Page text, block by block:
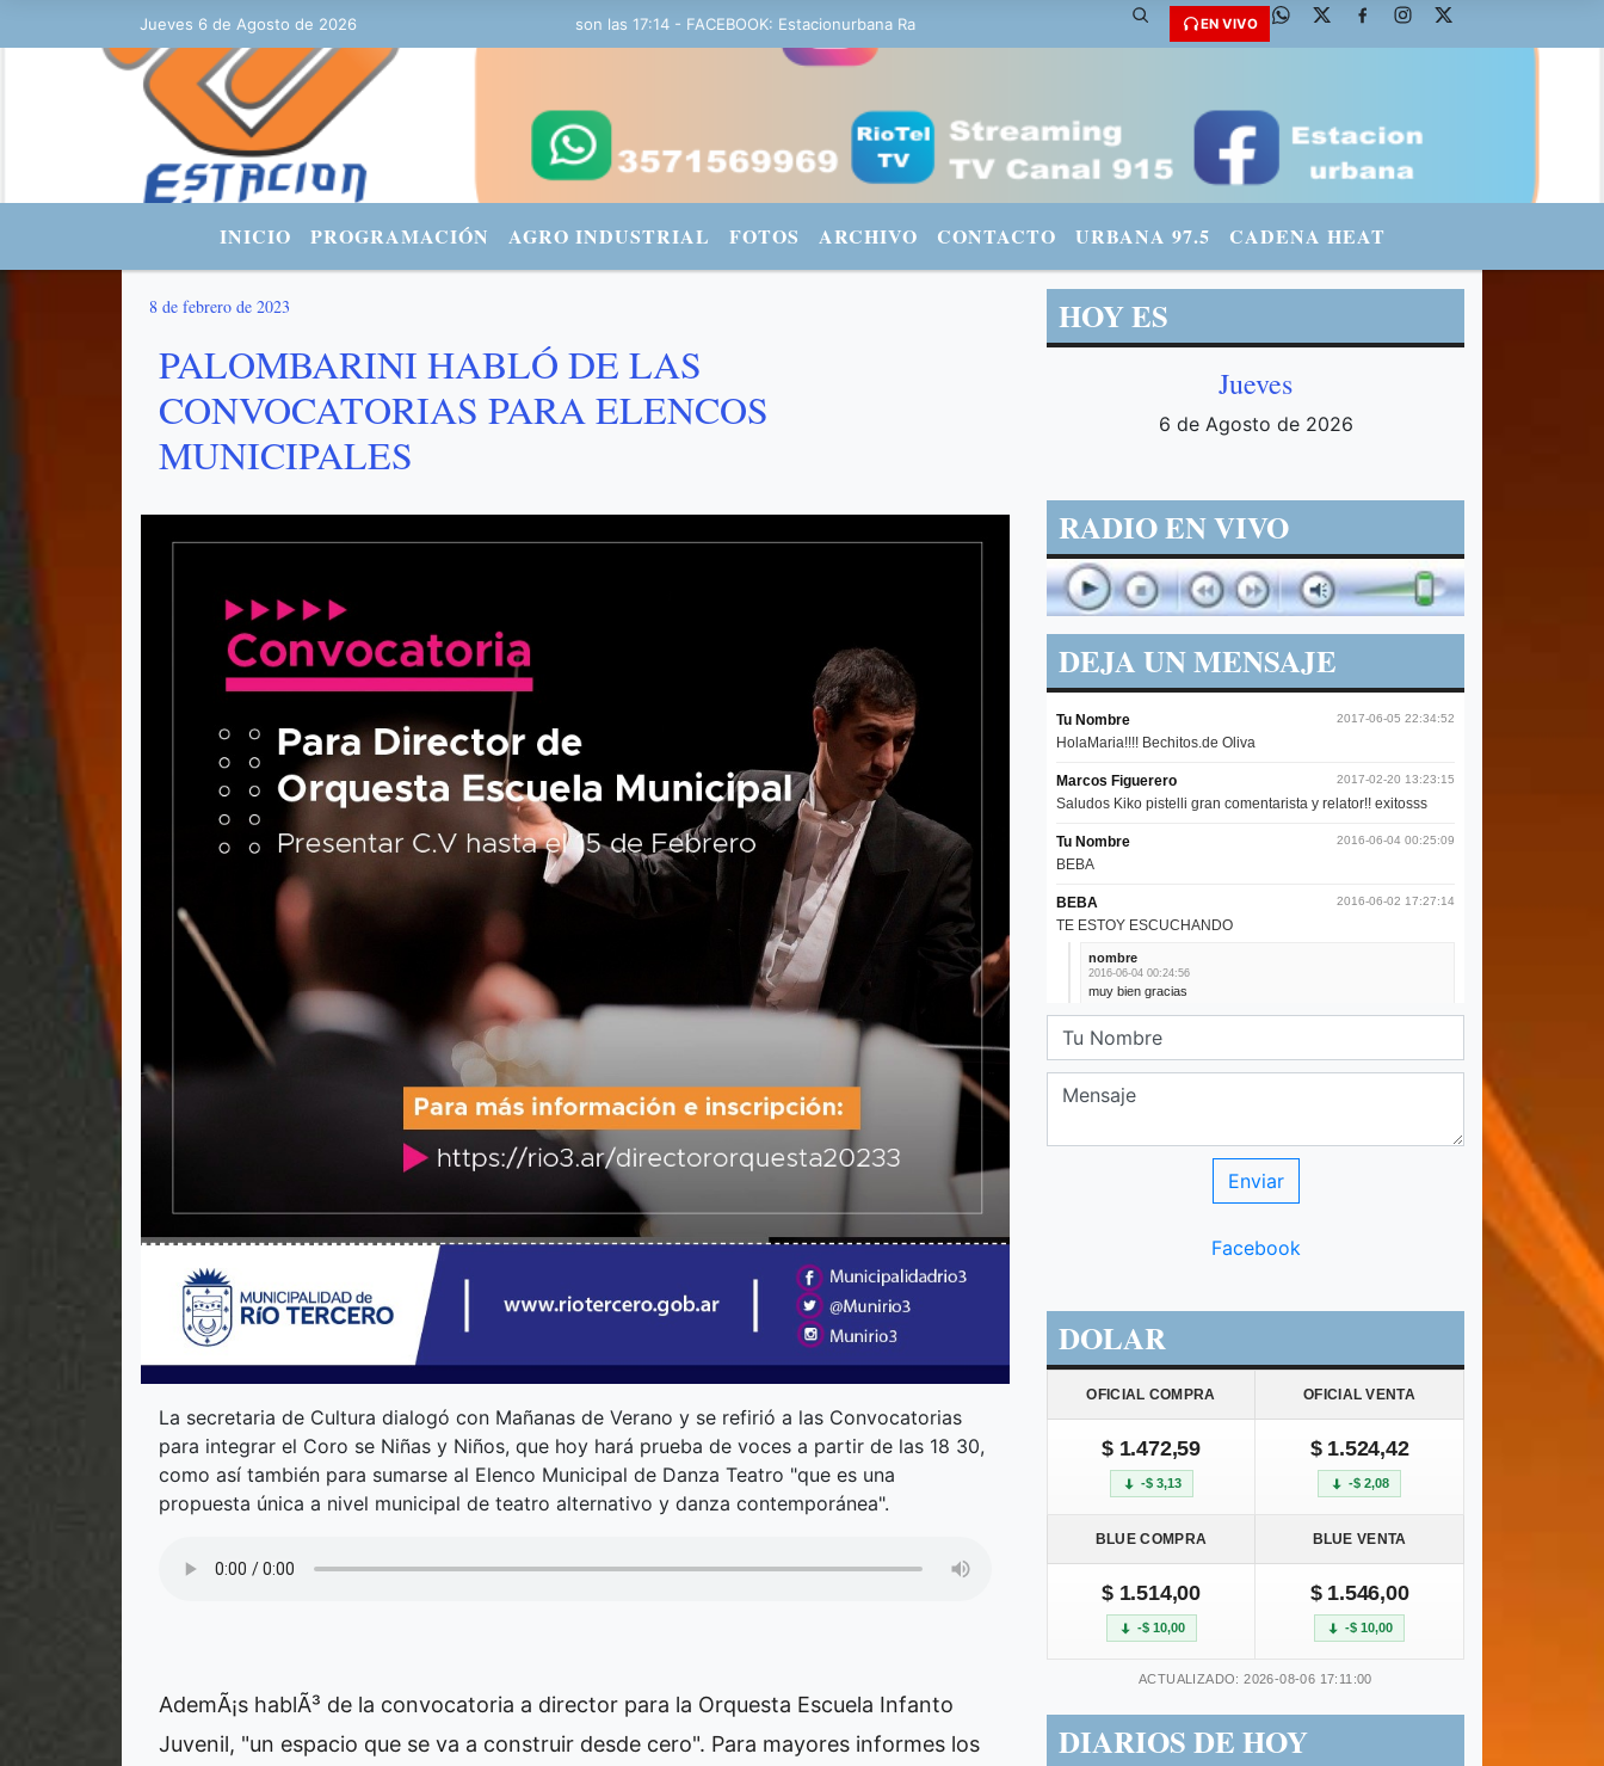
Jueves 6 de Agosto de 2026
Hoy es Jueves 6 de Agosto de 2026 y son las 17:14 - FACEBOOK: Estacionurbana Radiourbana - TWITTER: @fmradiourbana - INSTAGRAM: urbanario3 WHATSAPP: 3571569969
EN VIVO
INICIO PROGRAMACIÓN AGRO INDUSTRIAL FOTOS ARCHIVO CONTACTO URBANA 97.5 CADENA HEAT
8 de febrero de 2023
PALOMBARINI HABLÓ DE LAS
CONVOCATORIAS PARA ELENCOS
MUNICIPALES
La secretaria de Cultura dialogó con Mañanas de Verano y se refirió a las Convocatorias
para integrar el Coro se Niñas y Niños, que hoy hará prueba de voces a partir de las 18 30,
como así también para sumarse al Elenco Municipal de Danza Teatro "que es una
propuesta única a nivel municipal de teatro alternativo y danza contemporánea".
AdemÃ¡s hablÃ³ de la convocatoria a director para la Orquesta Escuela Infanto
Juvenil, "un espacio que se va a construir desde cero". Para mayores informes los
HOY ES
Jueves
6 de Agosto de 2026
RADIO EN VIVO
DEJA UN MENSAJE
Facebook
DOLAR
OFICIAL COMPRA OFICIAL VENTA
$ 1.472,59
-$ 3,13
$ 1.524,42
-$ 2,08
BLUE COMPRA BLUE VENTA
$ 1.514,00
-$ 10,00
$ 1.546,00
-$ 10,00
ACTUALIZADO: 2026-08-06 17:11:00
DIARIOS DE HOY